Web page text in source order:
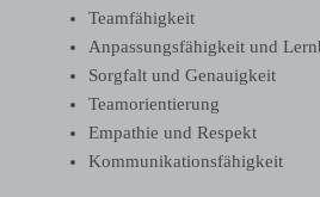
Teamfähigkeit
Anpassungsfähigkeit und
Sorgfalt und Genauigkeit
Teamorientierung
Empathie und Respekt
Kommunikationsfähigkeit